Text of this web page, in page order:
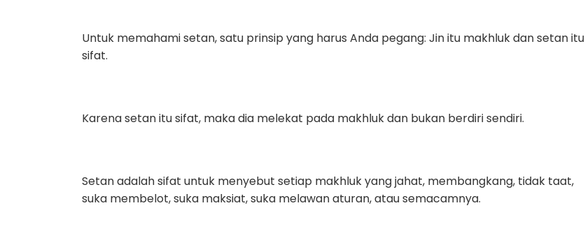
Untuk memahami setan, satu prinsip yang harus Anda pegang: Jin itu makhluk dan setan itu
sifat.
Karena setan itu sifat, maka dia melekat pada makhluk dan bukan berdiri sendiri.
Setan adalah sifat untuk menyebut setiap makhluk yang jahat, membangkang, tidak taat,
suka membelot, suka maksiat, suka melawan aturan, atau semacamnya.